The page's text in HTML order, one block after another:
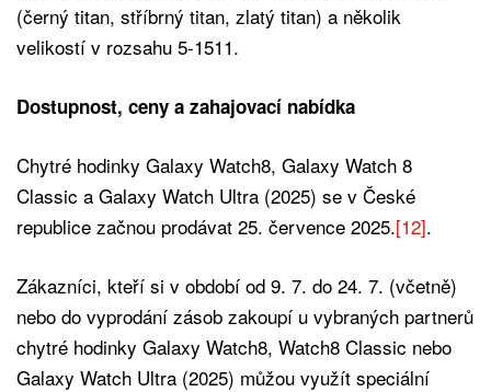
(černý titan, stříbrný titan, zlatý titan) a několik
velikostí v rozsahu 5-1511.
Dostupnost, ceny a zahajovací nabídka
Chytré hodinky Galaxy Watch8, Galaxy Watch 8
Classic a Galaxy Watch Ultra (2025) se v České
republice začnou prodávat 25. července 2025.[12].
Zákazníci, kteří si v období od 9. 7. do 24. 7. (včetně)
nebo do vyprodání zásob zakoupí u vybraných partnerů
chytré hodinky Galaxy Watch8, Watch8 Classic nebo
Galaxy Watch Ultra (2025) můžou využít speciální